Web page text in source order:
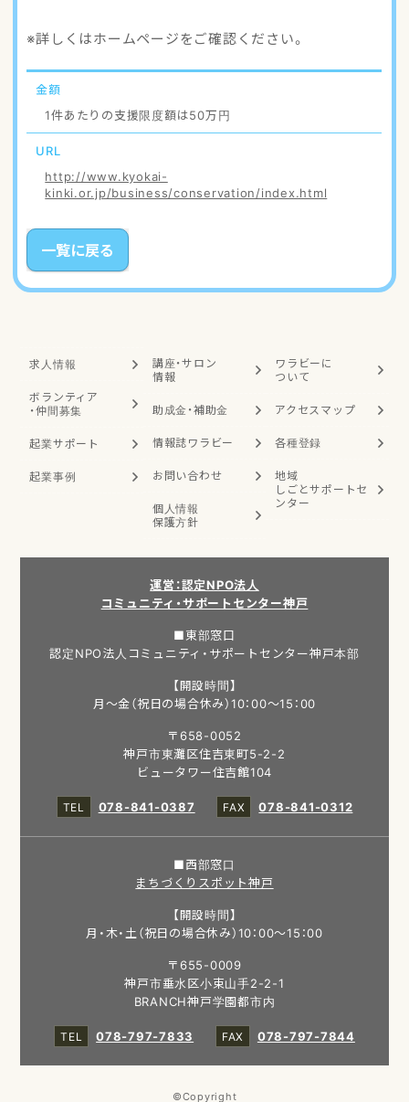
※詳しくはホームページをご確認ください。
金額
1件あたりの支援限度額は50万円
URL
http://www.kyokai-
kinki.or.jp/business/conservation/index.html
一覧に戻る
求人情報
ボランティア
・仲間募集
起業サポート
起業事例
講座・サロン
情報
助成金・補助金
情報誌ワラビー
お問い合わせ
個人情報
保護方針
ワラビーに
ついて
アクセスマップ
各種登録
地域
しごとサポートセ
ンター
運営：認定NPO法人
コミュニティ・サポートセンター神戸
■東部窓口
認定NPO法人コミュニティ・サポートセンター神戸本部
【開設時間】
月～金（祝日の場合休み）10：00～15：00
〒658-0052
神戸市東灘区住吉東町5-2-2
ビュータワー住吉館104
078-841-0387
078-841-0312
■西部窓口
まちづくりスポット神戸
【開設時間】
月・木・土（祝日の場合休み）10：00～15：00
〒655-0009
神戸市垂水区小束山手2-2-1
BRANCH神戸学園都市内
078-797-7833
078-797-7844
©Copyright